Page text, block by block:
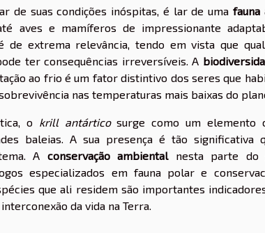
de suas condições inóspitas, é lar de uma fauna
aves e mamíferos de impressionante
de extrema relevância, tendo em vista que
ter consequências irreversíveis. A
ao frio é um fator distintivo dos seres que
nas temperaturas mais baixas do
o krill antárticosurge como um elemento
baleias. A sua presença é tão significativa
A conservação ambiental nesta parte do
especializados em fauna polar e
que ali residem são importantes
da vida na Terra.